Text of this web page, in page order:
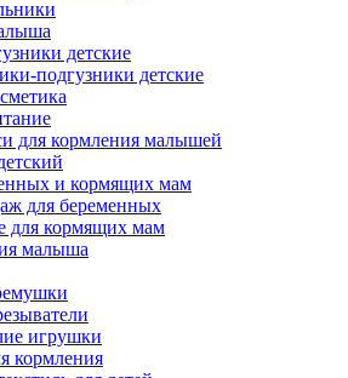
детские
подгузники детские
для кормления малышей
и кормящих мам
для беременных
для кормящих мам
малыша
игрушки
кормления